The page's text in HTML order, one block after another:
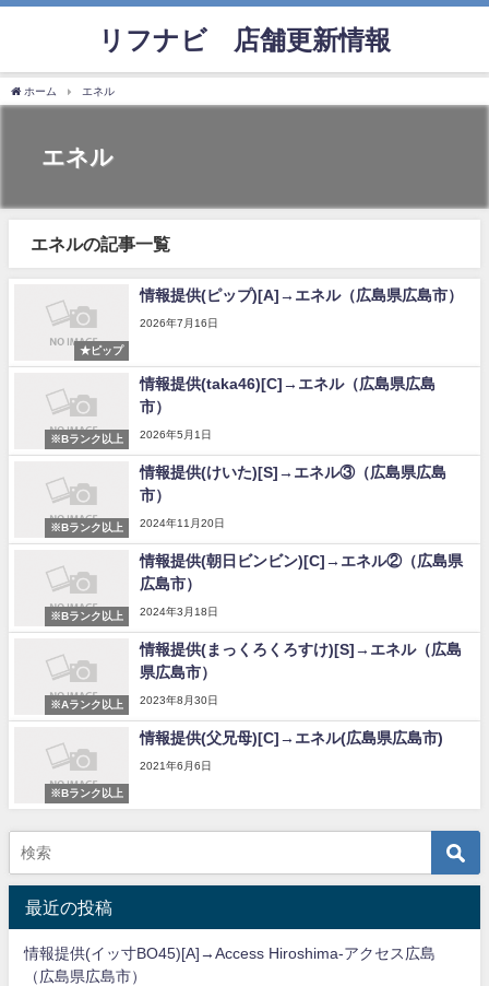
リフナビ®店舗更新情報
ホーム エネル
エネル
エネルの記事一覧
★ピップ
情報提供(ピップ)[A]→エネル（広島県広島市）
2026年7月16日
※Bランク以上
情報提供(taka46)[C]→エネル（広島県広島
市）
2026年5月1日
※Bランク以上
情報提供(けいた)[S]→エネル③（広島県広島
市）
2024年11月20日
※Bランク以上
情報提供(朝日ビンビン)[C]→エネル②（広島県
広島市）
2024年3月18日
※Aランク以上
情報提供(まっくろくろすけ)[S]→エネル（広島
県広島市）
2023年8月30日
※Bランク以上
情報提供(父兄母)[C]→エネル(広島県広島市)
2021年6月6日
最近の投稿
情報提供(イッ寸BO45)[A]→Access Hiroshima-アクセス広島
（広島県広島市）